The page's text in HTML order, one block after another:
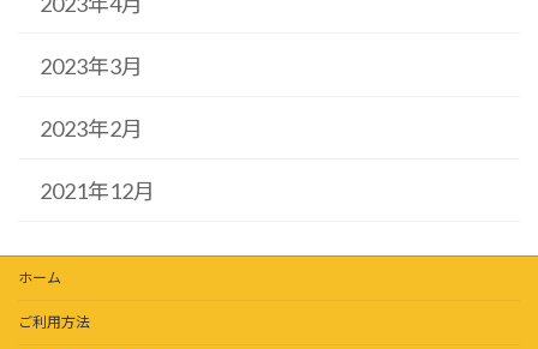
2023年3月
2023年2月
2021年12月
ホーム
ご利用方法